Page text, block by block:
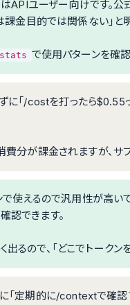
はAPIユーザー向けです。
金目的では関係ない」と
で使用パターンを確
に「/costを打ったら
分が課金されますが、サ
で使えるので汎用性が高い
認できます。
るので、「どこでトークン
定期的に/contextで確認